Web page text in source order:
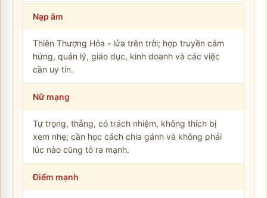
Nạp âm
Thiên Thượng Hỏa - lửa trên trời; hợp truyền cảm
hứng, quản lý, giáo dục, kinh doanh và các việc
cần uy tín.
Nữ mạng
Tự trọng, thẳng, có trách nhiệm, không thích bị
xem nhẹ; cần học cách chia gánh và không phải
lúc nào cũng tỏ ra mạnh.
Điểm mạnh